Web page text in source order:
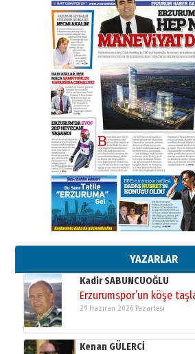
YAZARLAR
31 Mart 2026 Salı
A. Berhan Yılmaz
BİR BÖLÜM DEĞİL, BİR
SEÇİYORSUNUZ… “NEDEN
ATATÜRK ÜNİVERSİTESİ?”
28 Temmuz 2026 Salı
Ahmet Gökhan YAZICI
Ahmed Yesevi’den bir
”Reisimiz” idi… Hakka
26 Mart 2026 Perşembe
Cem Bakırcı
Ardında bıraktığı
gönül adamı Faruk
13 Mayıs 2026 Çarşamba
Esat BİNDESEN
Başkan Sekmen’den
bir vizyon proje daha!
02 Ağustos 2026 Pazar
Kadir SABUNCUOĞLU
Erzurumspor’un köşe
29 Haziran 2026 Pazartesi
Kenan GÜLERCİ